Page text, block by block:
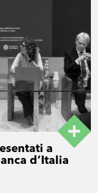
a
d’Italia